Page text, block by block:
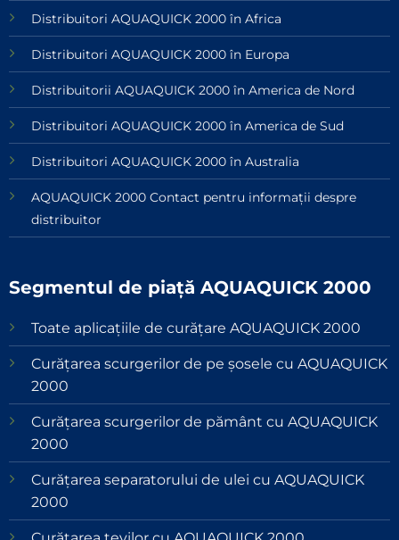
Distribuitori AQUAQUICK 2000 în Africa
Distribuitori AQUAQUICK 2000 în Europa
Distribuitorii AQUAQUICK 2000 în America de Nord
Distribuitori AQUAQUICK 2000 în America de Sud
Distribuitori AQUAQUICK 2000 în Australia
AQUAQUICK 2000 Contact pentru informații despre
distribuitor
Segmentul de piață AQUAQUICK 2000
Toate aplicațiile de curățare AQUAQUICK 2000
Curățarea scurgerilor de pe șosele cu AQUAQUICK
2000
Curățarea scurgerilor de pământ cu AQUAQUICK
2000
Curățarea separatorului de ulei cu AQUAQUICK
2000